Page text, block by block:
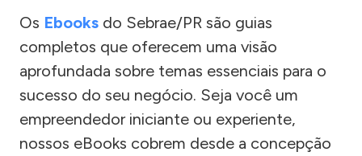
Os Ebooks do Sebrae/PR são guias
completos que oferecem uma visão
aprofundada sobre temas essenciais para o
sucesso do seu negócio. Seja você um
empreendedor iniciante ou experiente,
nossos eBooks cobrem desde a concepção